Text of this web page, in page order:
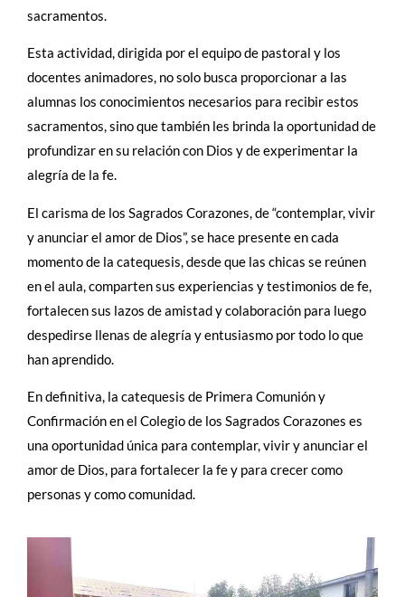
sacramentos.
Esta actividad, dirigida por el equipo de pastoral y los
docentes animadores, no solo busca proporcionar a las
alumnas los conocimientos necesarios para recibir estos
sacramentos, sino que también les brinda la oportunidad de
profundizar en su relación con Dios y de experimentar la
alegría de la fe.
El carisma de los Sagrados Corazones, de “contemplar, vivir
y anunciar el amor de Dios”, se hace presente en cada
momento de la catequesis, desde que las chicas se reúnen
en el aula, comparten sus experiencias y testimonios de fe,
fortalecen sus lazos de amistad y colaboración para luego
despedirse llenas de alegría y entusiasmo por todo lo que
han aprendido.
En definitiva, la catequesis de Primera Comunión y
Confirmación en el Colegio de los Sagrados Corazones es
una oportunidad única para contemplar, vivir y anunciar el
amor de Dios, para fortalecer la fe y para crecer como
personas y como comunidad.